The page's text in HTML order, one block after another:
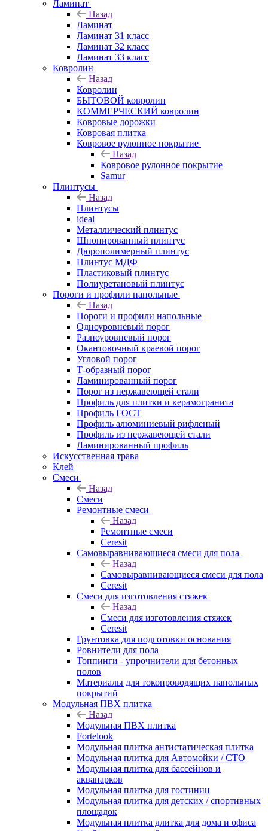
Ламинат
Назад
Ламинат
Ламинат 31 класс
Ламинат 32 класс
Ламинат 33 класс
Ковролин
Назад
Ковролин
БЫТОВОЙ ковролин
КОММЕРЧЕСКИЙ ковролин
Ковровые дорожки
Ковровая плитка
Ковровое рулонное покрытие
Назад
Ковровое рулонное покрытие
Samur
Плинтусы
Назад
Плинтусы
ideal
Металлический плинтус
Шпонированный плинтус
Дюрополимерный плинтус
Плинтус МДФ
Пластиковый плинтус
Полиуретановый плинтус
Пороги и профили напольные
Назад
Пороги и профили напольные
Одноуровневый порог
Разноуровневый порог
Окантовочный краевой порог
Угловой порог
Т-образный порог
Ламинированный порог
Порог из нержавеющей стали
Профиль для плитки и керамогранита
Профиль ГОСТ
Профиль алюминиевый рифленый
Профиль из нержавеющей стали
Ламинированный профиль
Искусственная трава
Клей
Смеси
Назад
Смеси
Ремонтные смеси
Назад
Ремонтные смеси
Ceresit
Самовыравнивающиеся смеси для пола
Назад
Самовыравнивающиеся смеси для пола
Ceresit
Смеси для изготовления стяжек
Назад
Смеси для изготовления стяжек
Ceresit
Грунтовка для подготовки основания
Ровнители для пола
Топпинги - упрочнители для бетонных
полов
Материалы для токопроводящих напольных
покрытий
Модульная ПВХ плитка
Назад
Модульная ПВХ плитка
Fortelook
Модульная плитка антистатическая плитка
Модульная плитка для Автомойки / СТО
Модульная плитка для бассейнов и
аквапарков
Модульная плитка для гостиниц
Модульная плитка для детских / спортивных
площадок
Модульная плитка длитка для дома и офиса